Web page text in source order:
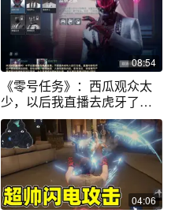
08:54
《零号任务》：西瓜观众太
少，以后我直播去虎牙了视
频还是在西瓜
04:06